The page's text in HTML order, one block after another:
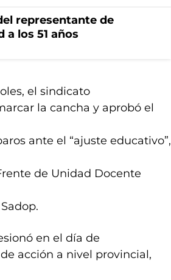
representante de
a los 51 años
el sindicato
la cancha y aprobó el
ante el “ajuste educativo”,
de Unidad Docente
en el día de
acción a nivel provincial,